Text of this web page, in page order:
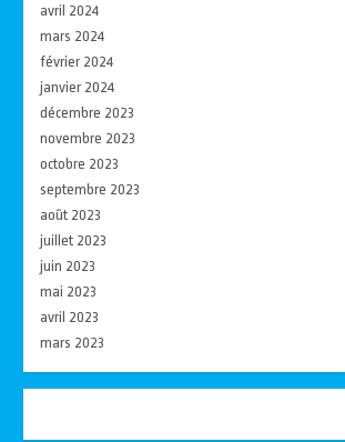
avril 2024
mars 2024
février 2024
janvier 2024
décembre 2023
novembre 2023
octobre 2023
septembre 2023
août 2023
juillet 2023
juin 2023
mai 2023
avril 2023
mars 2023